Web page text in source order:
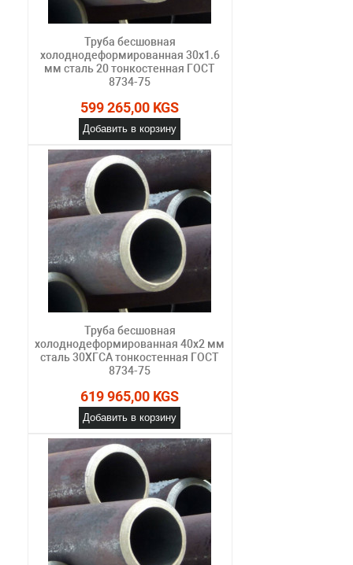
Труба бесшовная
холоднодеформированная 30х1.6
мм сталь 20 тонкостенная ГОСТ
8734-75
599 265,00 KGS
Добавить в корзину
Труба бесшовная
холоднодеформированная 40х2 мм
сталь 30ХГСА тонкостенная ГОСТ
8734-75
619 965,00 KGS
Добавить в корзину